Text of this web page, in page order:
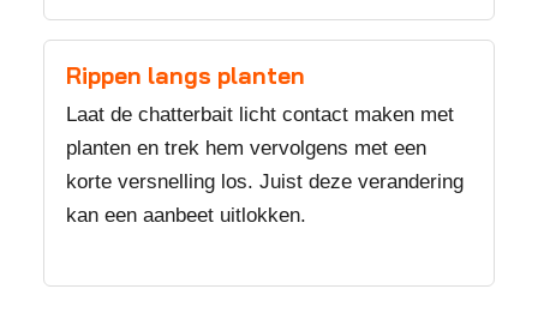
Rippen langs planten
Laat de chatterbait licht contact maken met
planten en trek hem vervolgens met een
korte versnelling los. Juist deze verandering
kan een aanbeet uitlokken.